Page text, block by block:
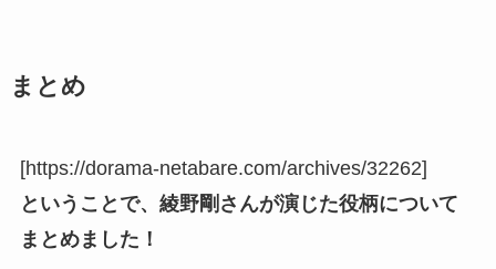
まとめ
[https://dorama-netabare.com/archives/32262]
ということで、綾野剛さんが演じた役柄について
まとめました！